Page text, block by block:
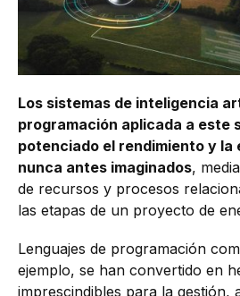
Los sistemas de inteligencia
programación aplicada a este
potenciado el rendimiento y la
nunca antes imaginados,
de recursos y procesos
las etapas de un proyecto de
Lenguajes de programación
ejemplo, se han convertido en
imprescindibles para la gestión,